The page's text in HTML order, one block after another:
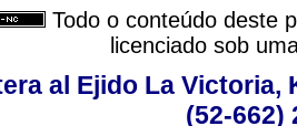
Todo o conteúdo deste
licenciado sob
al Ejido La Victoria,
(52-662)